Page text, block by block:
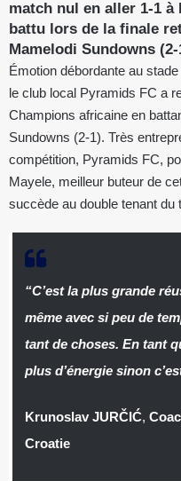
match nul en aller 1-1
battu lors de la finale
Mamelodi Sundowns (2-
Émotion débordante au
le club local Pyramids FC a
Champions africaine en
Sundowns (2-1). Très
compétition, Pyramids FC,
Mayele, meilleur buteur de
succède au double tenant du
“C’est la plus grande
même avec si peu de
tant de choses. En tant
plus d’énergie sinon
Krunoslav JURČIĆ,
Croatie